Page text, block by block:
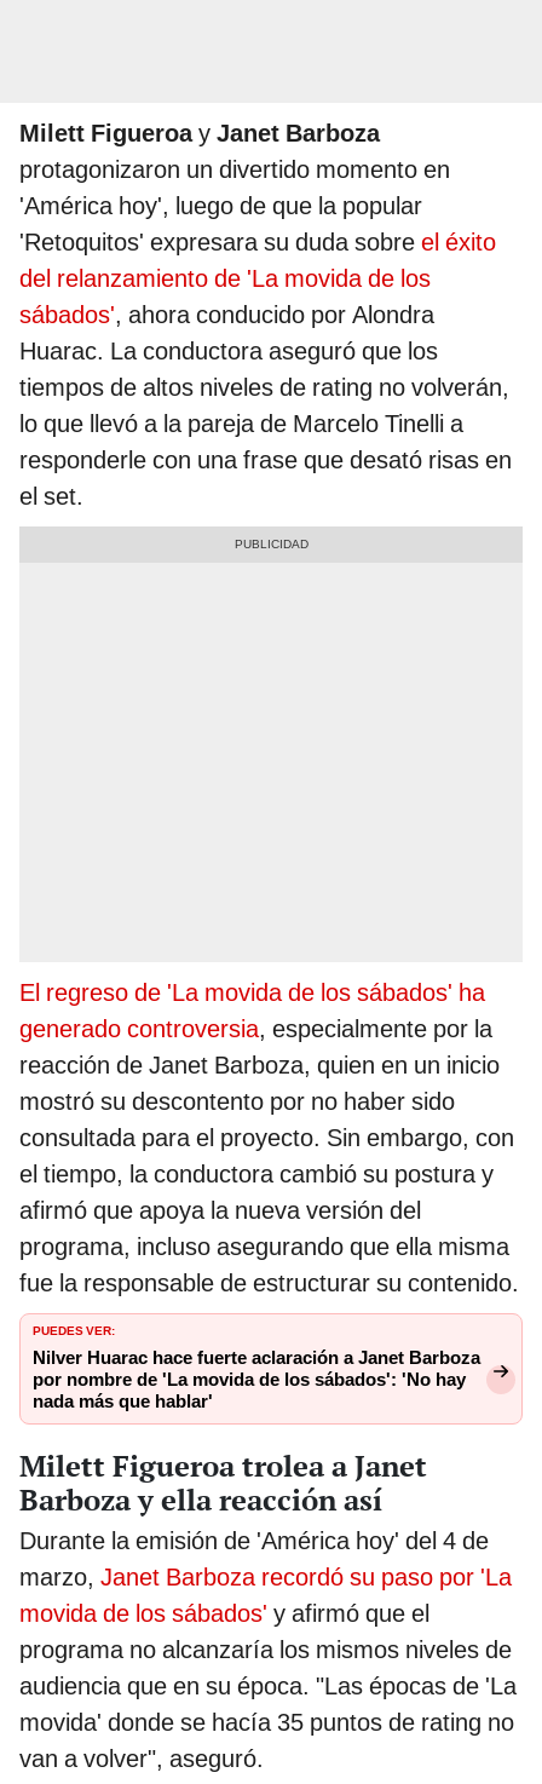
Milett Figueroay Janet Barboza
protagonizaron un divertido momento en
'América hoy', luego de que la popular
'Retoquitos' expresara su duda sobre el éxito
del relanzamiento de 'La movida de los
sábados', ahora conducido por Alondra
Huarac. La conductora aseguró que los
tiempos de altos niveles de rating no volverán,
lo que llevó a la pareja de Marcelo Tinelli a
responderle con una frase que desató risas en
el set.
El regreso de 'La movida de los sábados' ha
generado controversia, especialmente por la
reacción de Janet Barboza, quien en un inicio
mostró su descontento por no haber sido
consultada para el proyecto. Sin embargo, con
el tiempo, la conductora cambió su postura y
afirmó que apoya la nueva versión del
programa, incluso asegurando que ella misma
fue la responsable de estructurar su contenido.
PUEDES VER:
Nilver Huarac hace fuerte aclaración a Janet Barboza
por nombre de 'La movida de los sábados': 'No hay
nada más que hablar'
Milett Figueroa trolea a Janet
Barboza y ella reacción así
Durante la emisión de 'América hoy' del 4 de
marzo, Janet Barboza recordó su paso por 'La
movida de los sábados' y afirmó que el
programa no alcanzaría los mismos niveles de
audiencia que en su época. "Las épocas de 'La
movida' donde se hacía 35 puntos de rating no
van a volver", aseguró.